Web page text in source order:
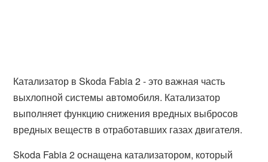
Катализатор в Skoda Fabia 2 - это важная часть
выхлопной системы автомобиля. Катализатор
выполняет функцию снижения вредных выбросов
вредных веществ в отработавших газах двигателя.
Skoda Fabia 2 оснащена катализатором, который